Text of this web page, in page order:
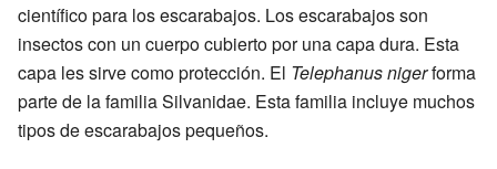
científico para los escarabajos. Los escarabajos son
insectos con un cuerpo cubierto por una capa dura. Esta
capa les sirve como protección. El Telephanus nigerforma
parte de la familia Silvanidae. Esta familia incluye muchos
tipos de escarabajos pequeños.